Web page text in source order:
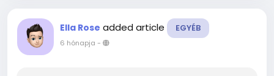
Ella Rose added article EGYÉB
6 hónapja -